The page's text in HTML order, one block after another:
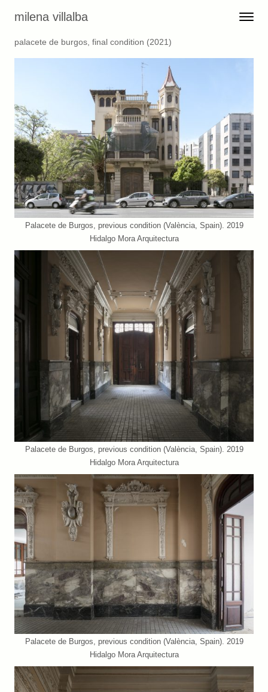
milena villalba Toggle
Menu
palacete de burgos, final condition (2021)
Palacete de Burgos, previous condition (València, Spain). 2019
Hidalgo Mora Arquitectura
Palacete de Burgos, previous condition (València, Spain). 2019
Hidalgo Mora Arquitectura
Palacete de Burgos, previous condition (València, Spain). 2019
Hidalgo Mora Arquitectura